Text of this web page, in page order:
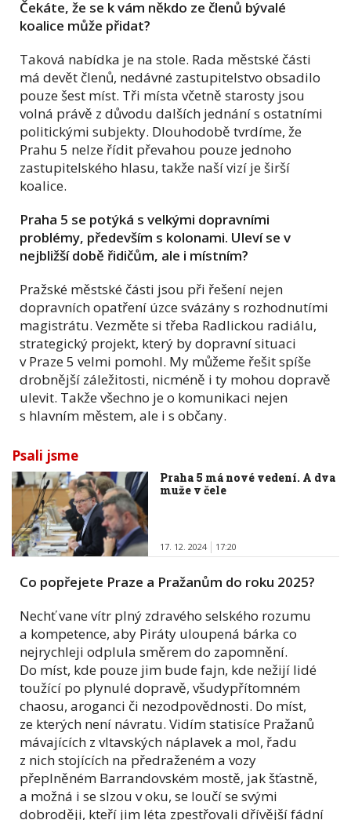
Čekáte, že se k vám někdo ze členů bývalé
koalice může přidat?
Taková nabídka je na stole. Rada městské části
má devět členů, nedávné zastupitelstvo obsadilo
pouze šest míst. Tři místa včetně starosty jsou
volná právě z důvodu dalších jednání s ostatními
politickými subjekty. Dlouhodobě tvrdíme, že
Prahu 5 nelze řídit převahou pouze jednoho
zastupitelského hlasu, takže naší vizí je širší
koalice.
Praha 5 se potýká s velkými dopravními
problémy, především s kolonami. Uleví se v
nejbližší době řidičům, ale i místním?
Pražské městské části jsou při řešení nejen
dopravních opatření úzce svázány s rozhodnutími
magistrátu. Vezměte si třeba Radlickou radiálu,
strategický projekt, který by dopravní situaci
v Praze 5 velmi pomohl. My můžeme řešit spíše
drobnější záležitosti, nicméně i ty mohou dopravě
ulevit. Takže všechno je o komunikaci nejen
s hlavním městem, ale i s občany.
Psali jsme
Praha 5 má nové vedení. A dva
muže v čele
17. 12. 2024 17:20
Co popřejete Praze a Pražanům do roku 2025?
Nechť vane vítr plný zdravého selského rozumu
a kompetence, aby Piráty uloupená bárka co
nejrychleji odplula směrem do zapomnění.
Do míst, kde pouze jim bude fajn, kde nežijí lidé
toužící po plynulé dopravě, všudypřítomném
chaosu, aroganci či nezodpovědnosti. Do míst,
ze kterých není návratu. Vidím statisíce Pražanů
mávajících z vltavských náplavek a mol, řadu
z nich stojících na předraženém a vozy
přeplněném Barrandovském mostě, jak šťastně,
a možná i se slzou v oku, se loučí se svými
dobroději, kteří jim léta zpestřovali dřívější fádní